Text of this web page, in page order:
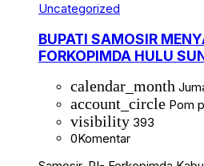
Uncategorized
BUPATI SAMOSIR
FORKOPIMDA HULU
calendar_month
account_circle Pom
visibility 393
0Komentar